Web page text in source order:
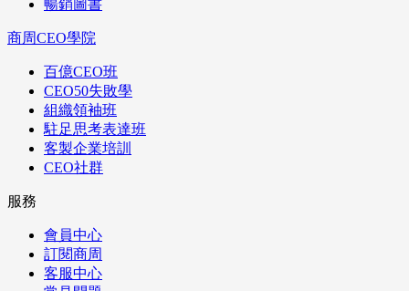
暢銷圖書
商周CEO學院
百億CEO班
CEO50失敗學
組織領袖班
駐足思考表達班
客製企業培訓
CEO社群
服務
會員中心
訂閱商周
客服中心